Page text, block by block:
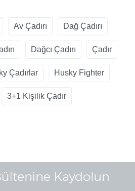
Av Çadırı Dağ Çadırı
Dağcı Çadırı Çadır
Çadırlar Husky Fighter
3+1 Kişilik Çadır